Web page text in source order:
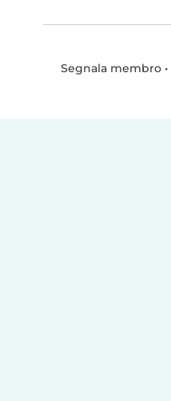
Segnala membro•